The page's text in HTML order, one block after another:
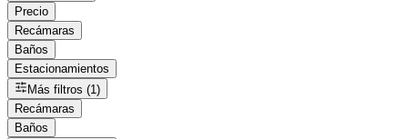
Precio
Recámaras
Baños
Estacionamientos
Más filtros (1)
Recámaras
Baños